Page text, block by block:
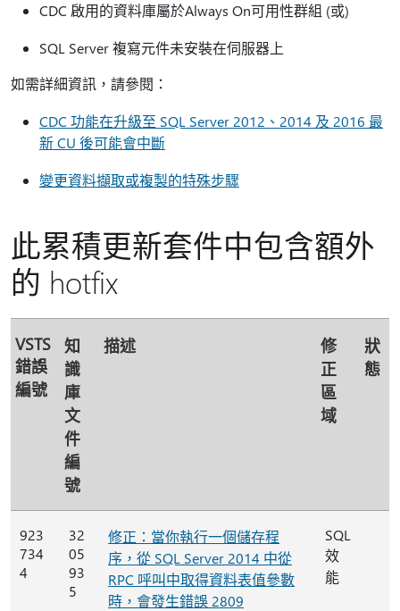
CDC 啟用的資料庫屬於Always On可用性群組 (或)
SQL Server 複寫元件未安裝在伺服器上
如需詳細資訊，請參閱：
CDC 功能在升級至 SQL Server 2012、2014 及 2016 最
新 CU 後可能會中斷
變更資料擷取或複製的特殊步驟
此累積更新套件中包含額外
的 hotfix
VSTS
錯誤
編號
知
識
庫
文
件
編
號
描述
修
正
區
域
狀
態
923
734
4
32
05
93
5
修正：當你執行一個儲存程
序，從 SQL Server 2014 中從
RPC 呼叫中取得資料表值參數
時，會發生錯誤 2809
SQL
效
能